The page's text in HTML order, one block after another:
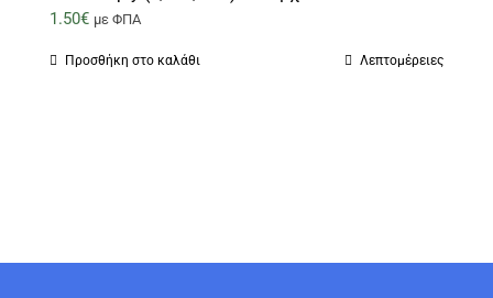
1.50€ με ΦΠΑ
Προσθήκη στο καλάθι Λεπτομέρειες